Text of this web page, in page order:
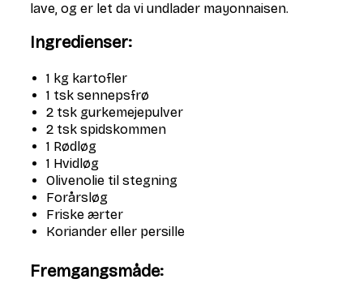
lave, og er let da vi undlader mayonnaisen.
Ingredienser:
1 kg kartofler
1 tsk sennepsfrø
2 tsk gurkemejepulver
2 tsk spidskommen
1 Rødløg
1 Hvidløg
Olivenolie til stegning
Forårsløg
Friske ærter
Koriander eller persille
Fremgangsmåde: